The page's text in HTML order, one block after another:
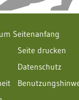
Seitenanfang
Seite drucken
Datenschutz